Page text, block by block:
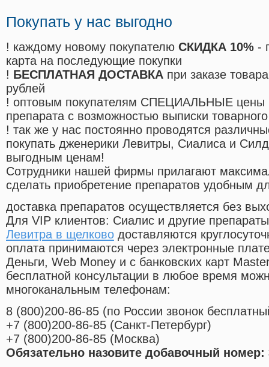
Покупать у нас выгодно
! каждому новому покупателю СКИДКА 10% -
карта на последующие покупки
! БЕСПЛАТНАЯ ДОСТАВКА при заказе
рублей
! оптовым покупателям СПЕЦИАЛЬНЫЕ цены
препарата с возможностью выписки
! так же у нас постоянно проводятся
покупать дженерики Левитры, Сиалиса и
выгодным ценам!
Cотрудники нашей фирмы прилагают
сделать приобретение препаратов удобным
доставка препаратов осуществляется без
Для VIP клиентов: Сиалис и другие
Левитра в щелково доставляются
оплата принимаются через электронные
Деньги, Web Money и с банковских карт
бесплатной консультации в любое время
многоканальным телефонам:
8 (800)200-86-85 (по России звонок
+7 (800)200-86-85 (Санкт-Петербург)
+7 (800)200-86-85 (Москва)
Обязательно назовите добавочный номер: